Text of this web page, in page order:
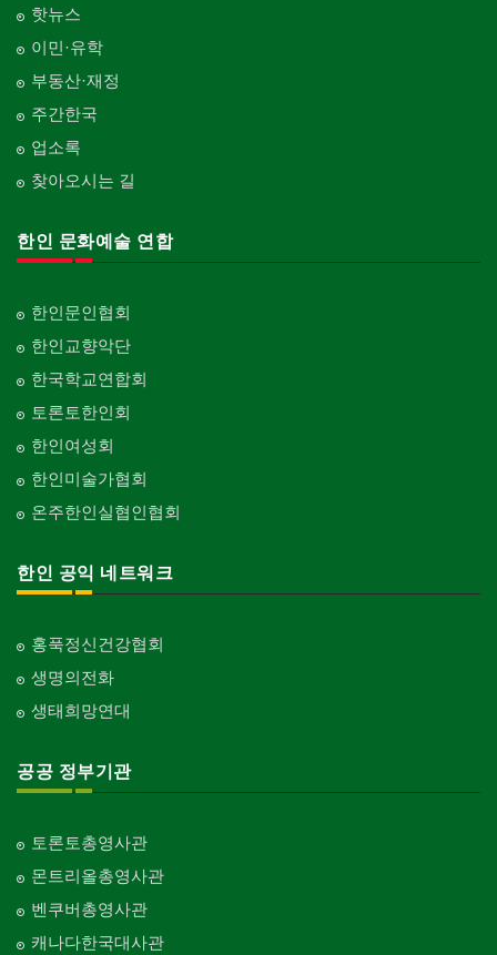
핫뉴스
이민·유학
부동산·재정
주간한국
업소록
찾아오시는 길
한인 문화예술 연합
한인문인협회
한인교향악단
한국학교연합회
토론토한인회
한인여성회
한인미술가협회
온주한인실협인협회
한인 공익 네트워크
홍푹정신건강협회
생명의전화
생태희망연대
공공 정부기관
토론토총영사관
몬트리올총영사관
벤쿠버총영사관
캐나다한국대사관